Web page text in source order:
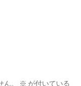
。 ※ が付いている